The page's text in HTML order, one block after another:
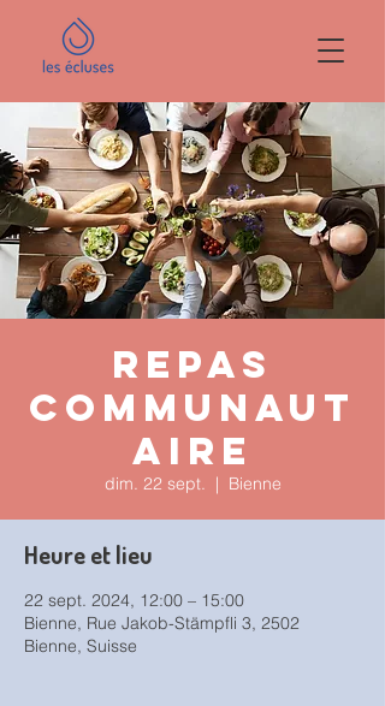
Repas
communaut
aire
dim. 22 sept.
  |
Bienne
Heure et lieu
22 sept. 2024, 12:00 – 15:00
Bienne, Rue Jakob-Stämpfli 3, 2502
Bienne, Suisse